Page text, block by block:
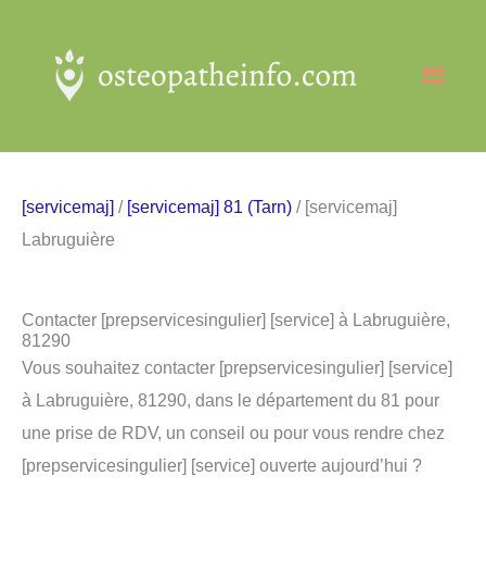
contenu
[servicemaj] / [servicemaj] 81 (Tarn) / [servicemaj]
Labruguière
Contacter [prepservicesingulier] [service] à Labruguière,
81290
Vous souhaitez contacter [prepservicesingulier] [service]
à Labruguière, 81290, dans le département du 81 pour
une prise de RDV, un conseil ou pour vous rendre chez
[prepservicesingulier] [service] ouverte aujourd’hui ?